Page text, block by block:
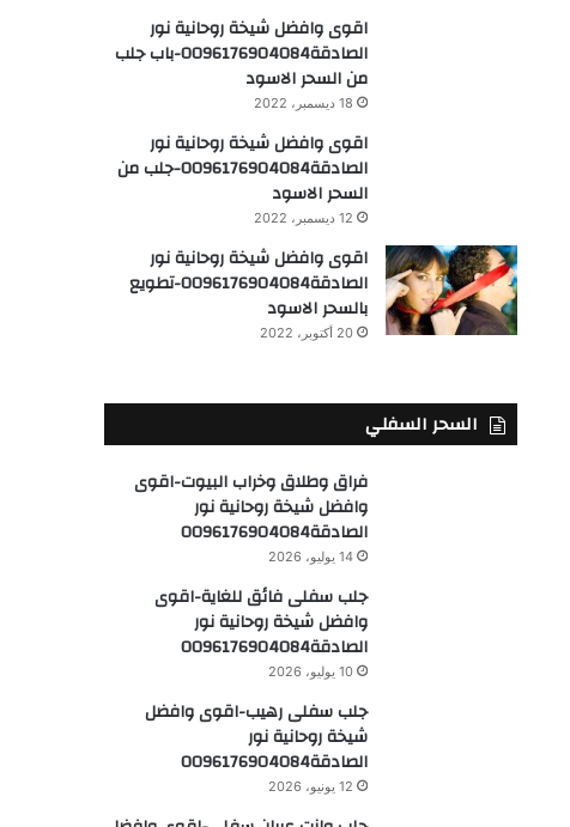
اقوى وافضل شيخة روحانية نور
الصادقة0096176904084-باب جلب
من السحر الاسود
18 ديسمبر، 2022
اقوى وافضل شيخة روحانية نور
الصادقة0096176904084-جلب من
السحر الاسود
12 ديسمبر، 2022
اقوى وافضل شيخة روحانية نور
الصادقة0096176904084-تطويع
بالسحر الاسود
20 أكتوبر، 2022
السحر السفلي
فراق وطلاق وخراب البيوت-اقوى
وافضل شيخة روحانية نور
الصادقة0096176904084
14 يوليو، 2026
جلب سفلى فائق للغاية-اقوى
وافضل شيخة روحانية نور
الصادقة0096176904084
10 يوليو، 2026
جلب سفلى رهيب-اقوى وافضل
شيخة روحانية نور
الصادقة0096176904084
12 يونيو، 2026